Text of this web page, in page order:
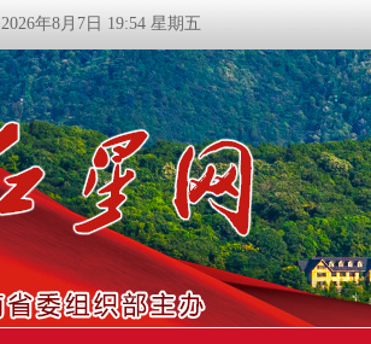
2026年8月7日 19:54 星期五